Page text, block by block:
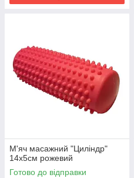
М'яч масажний "Циліндр"
14х5см рожевий
Готово до відправки